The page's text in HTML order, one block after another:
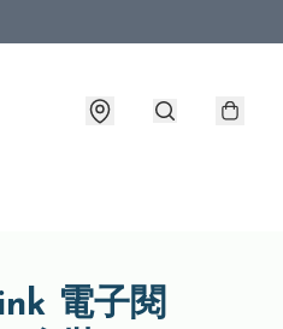
電子閱